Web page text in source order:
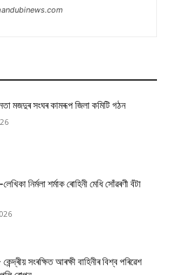
মজদুৰ সংঘৰ কামৰূপ জিলা কমিটি গঠন
লেখিকা নিৰ্মলা শৰ্মাক ৰোহিনী মেধি সোঁৱৰণী বঁটা
সংৰক্ষিত আৰক্ষী বাহিনীৰ বিশ্ব পৰিৱেশ